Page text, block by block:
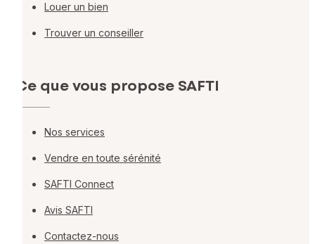
Louer un bien
Trouver un conseiller
Ce que vous propose SAFTI
Nos services
Vendre en toute sérénité
SAFTI Connect
Avis SAFTI
Contactez-nous